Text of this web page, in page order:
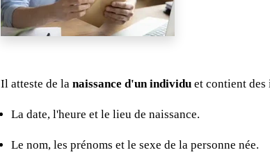
Il atteste de la naissance d'un individu et contient
La date, l'heure et le lieu de naissance.
Le nom, les prénoms et le sexe de la personne née.